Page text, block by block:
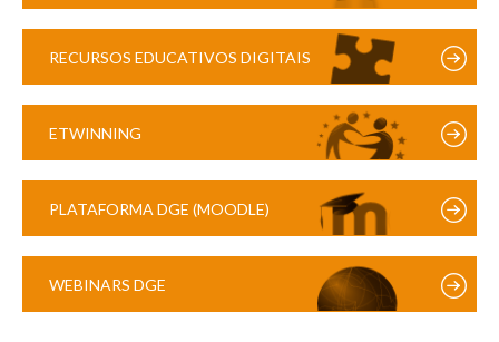
RECURSOS EDUCATIVOS DIGITAIS
ETWINNING
PLATAFORMA DGE (MOODLE)
WEBINARS DGE